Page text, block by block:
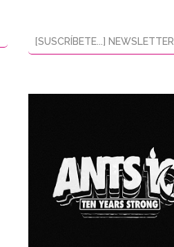
[SUSCRÍBETE...] NEWSLETTER